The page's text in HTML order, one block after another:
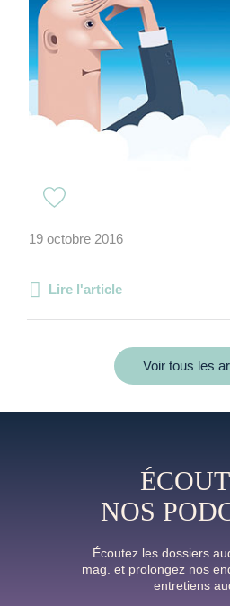
19 octobre 2016
Lire l'article
Voir tous les
NOS
Écoutez les dossiers
mag. et prolongez nos
entretiens